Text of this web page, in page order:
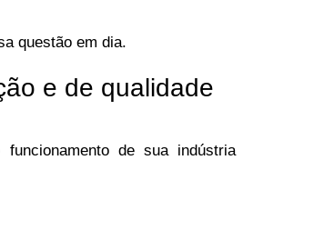
questão em dia.
e de qualidade
de sua indústria